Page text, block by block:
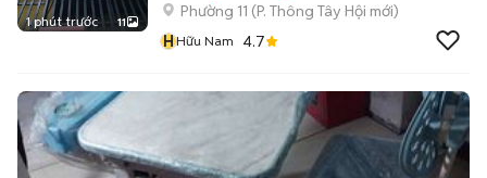
1 phút trước 11
Phường 11 (P. Thông Tây Hội mới)
HHữu Nam 4.7